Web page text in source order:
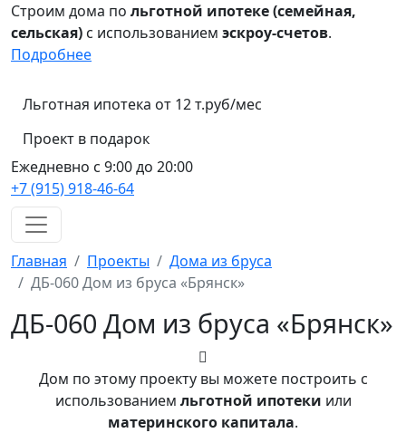
Строим дома по льготной ипотеке (семейная,
сельская) с использованием эскроу-счетов.
Подробнее
Льготная ипотека от 12 т.руб/мес
Проект в подарок
Ежедневно с 9:00 до 20:00
+7 (915) 918-46-64
Главная Проекты
Дома из бруса
ДБ-060 Дом из бруса «Брянск»
ДБ-060 Дом из бруса «Брянск»
Дом по этому проекту вы можете построить с
использованием льготной ипотеки или
материнского капитала.